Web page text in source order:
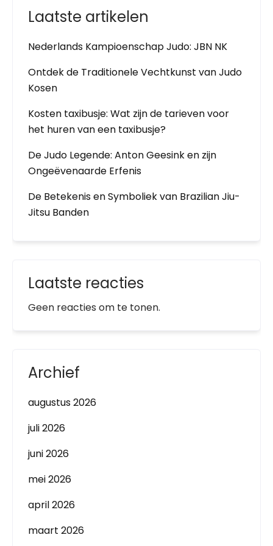
Laatste artikelen
Nederlands Kampioenschap Judo: JBN NK
Ontdek de Traditionele Vechtkunst van Judo
Kosen
Kosten taxibusje: Wat zijn de tarieven voor
het huren van een taxibusje?
De Judo Legende: Anton Geesink en zijn
Ongeëvenaarde Erfenis
De Betekenis en Symboliek van Brazilian Jiu-
Jitsu Banden
Laatste reacties
Geen reacties om te tonen.
Archief
augustus 2026
juli 2026
juni 2026
mei 2026
april 2026
maart 2026